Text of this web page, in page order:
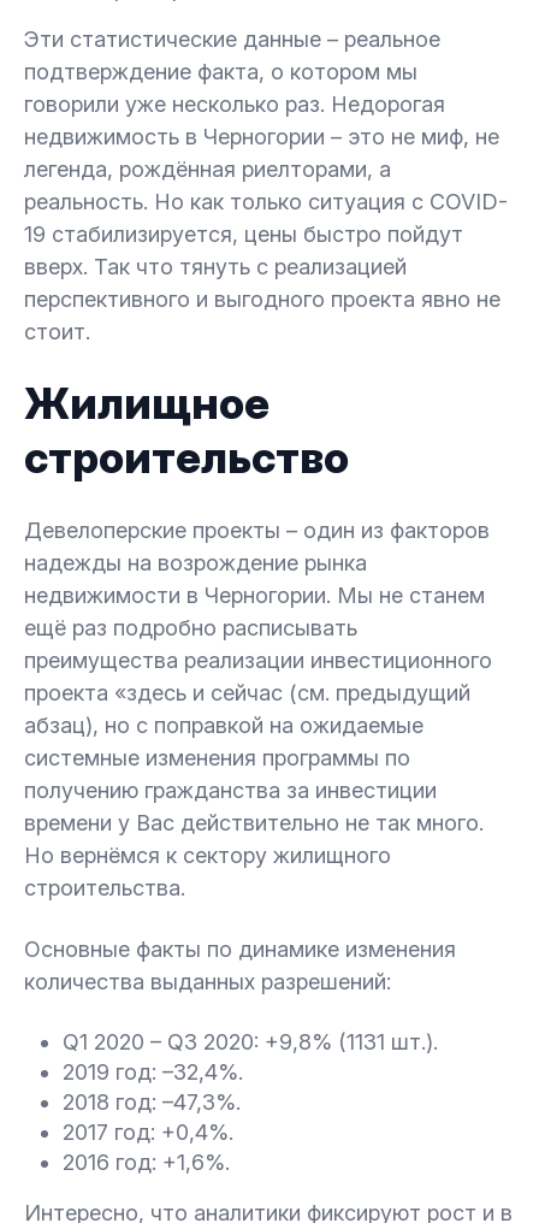
Эти статистические данные – реальное
подтверждение факта, о котором мы
говорили уже несколько раз. Недорогая
недвижимость в Черногории – это не миф, не
легенда, рождённая риелторами, а
реальность. Но как только ситуация с COVID-
19 стабилизируется, цены быстро пойдут
вверх. Так что тянуть с реализацией
перспективного и выгодного проекта явно не
стоит.
Жилищное
строительство
Девелоперские проекты – один из факторов
надежды на возрождение рынка
недвижимости в Черногории. Мы не станем
ещё раз подробно расписывать
преимущества реализации инвестиционного
проекта «здесь и сейчас (см. предыдущий
абзац), но с поправкой на ожидаемые
системные изменения программы по
получению гражданства за инвестиции
времени у Вас действительно не так много.
Но вернёмся к сектору жилищного
строительства.
Основные факты по динамике изменения
количества выданных разрешений:
Q1 2020 – Q3 2020: +9,8% (1131 шт.).
2019 год: –32,4%.
2018 год: –47,3%.
2017 год: +0,4%.
2016 год: +1,6%.
Интересно, что аналитики фиксируют рост и в